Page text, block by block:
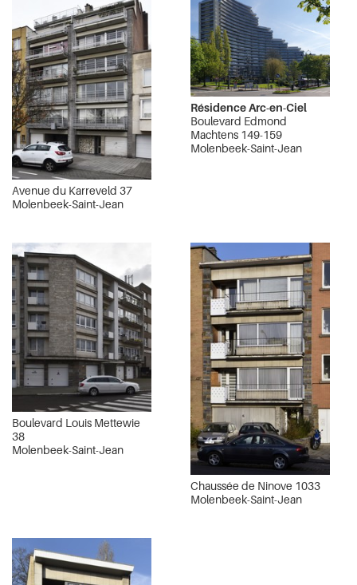
Avenue du Karreveld 37
Molenbeek-Saint-Jean
Résidence Arc-en-Ciel
Boulevard Edmond
Machtens 149-159
Molenbeek-Saint-Jean
Boulevard Louis Mettewie
38
Molenbeek-Saint-Jean
Chaussée de Ninove 1033
Molenbeek-Saint-Jean